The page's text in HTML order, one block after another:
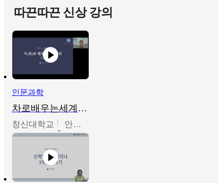
따끈따끈 신상 강의
인문과학
차로배우는세계문화
창신대학교 안소영